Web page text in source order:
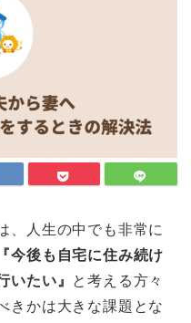
、人生の中でも非常に
『今後も自宅に住み続け
いたい』 と考える方々
きかは大きな課題とな